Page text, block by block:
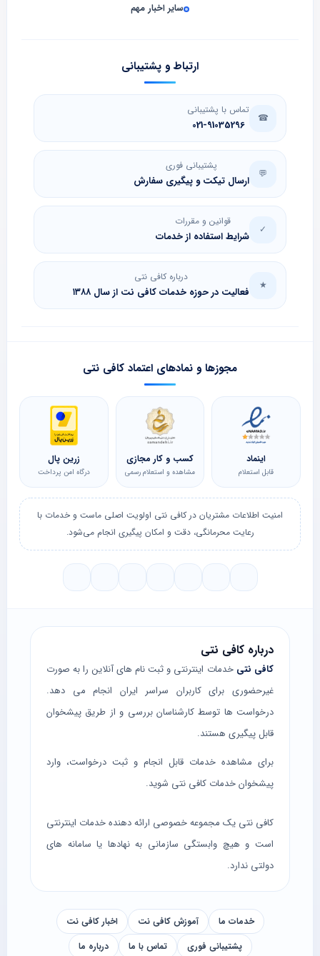
سایر اخبار مهم
ارتباط و پشتیبانی
☎
تماس با پشتیبانی
021-91035296
💬
پشتیبانی فوری
ارسال تیکت و پیگیری سفارش
✓
قوانین و مقررات
شرایط استفاده از خدمات
★
درباره کافی نتی
فعالیت در حوزه خدمات کافی نت از سال ۱۳۸۸
مجوزها و نمادهای اعتماد کافی نتی
اینماد
قابل استعلام
کسب و کار مجازی
مشاهده و استعلام رسمی
زرین پال
درگاه امن پرداخت
امنیت اطلاعات مشتریان در کافی نتی اولویت اصلی ماست و خدمات با
رعایت محرمانگی، دقت و امکان پیگیری انجام می‌شود.
درباره کافی نتی
کافی نتی خدمات اینترنتی و ثبت نام های آنلاین را به صورت
غیرحضوری برای کاربران سراسر ایران انجام می دهد.
درخواست ها توسط کارشناسان بررسی و از طریق پیشخوان
قابل پیگیری هستند.
برای مشاهده خدمات قابل انجام و ثبت درخواست، وارد
پیشخوان خدمات کافی نتی شوید.
کافی نتی یک مجموعه خصوصی ارائه دهنده خدمات اینترنتی
است و هیچ وابستگی سازمانی به نهادها یا سامانه های
دولتی ندارد.
خدمات ما آموزش کافی نت
اخبار کافی نت
پشتیبانی فوری
تماس با ما درباره ما